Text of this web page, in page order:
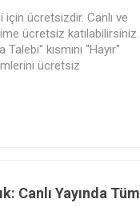
için ücretsizdir. Canlı ve
ücretsiz katılabilirsiniz.
kısmını "Hayır"
ücretsiz
sertifikası almak için
olarak işaretlemeniz ve
Canlı Yayında Tüm